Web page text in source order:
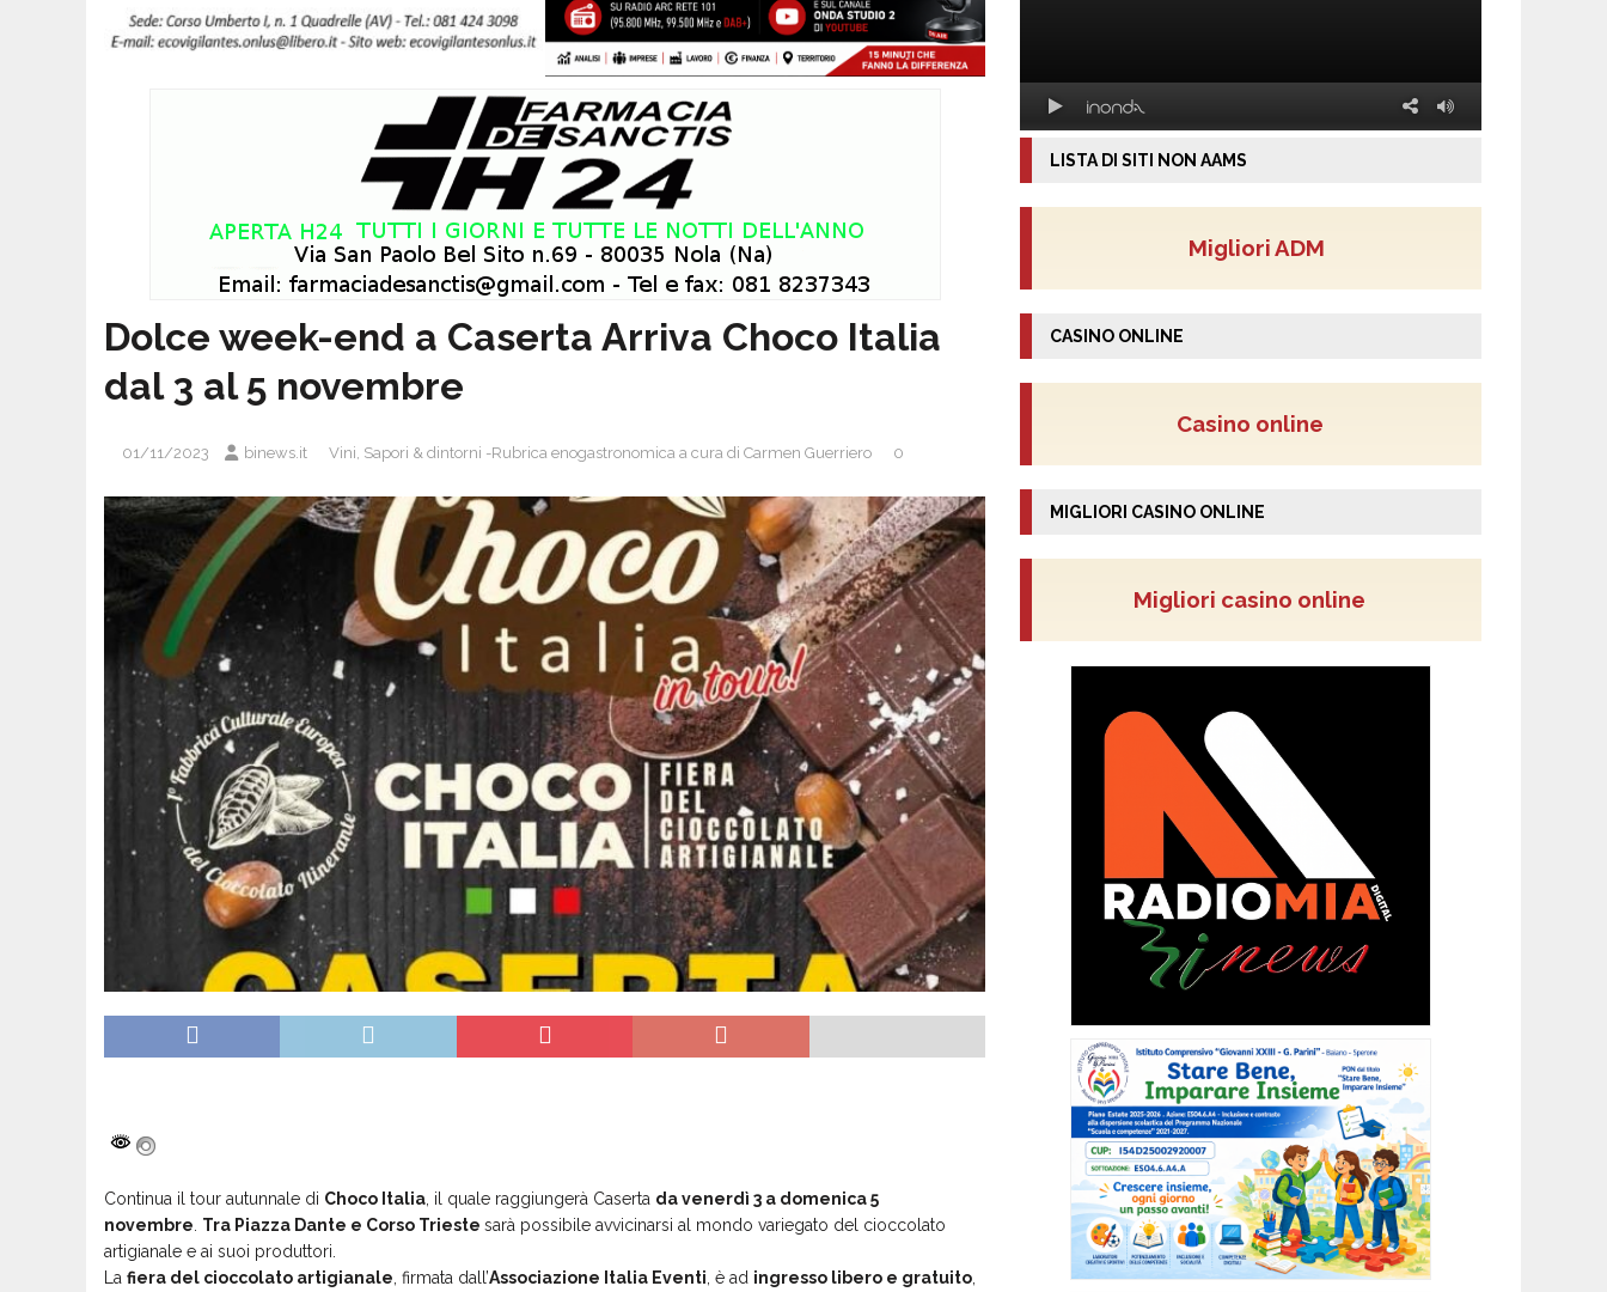
Dolce week-end a Caserta Arriva Choco Italia
dal 3 al 5 novembre
01/11/2023 binews.it Vini, Sapori & dintorni -Rubrica enogastronomica a cura di Carmen Guerriero 0
Continua il tour autunnale di Choco Italia , il quale raggiungerà Caserta da venerdì 3 a domenica 5
novembre Tra Piazza Dante e Corso Trieste sarà possibile avvicinarsi al mondo variegato del cioccolato
artigianale e ai suoi produttori.
La fiera del cioccolato artigianale , firmata dall’Associazione Italia Eventi , è ad ingresso libero e gratuito
LISTA DI SITI NON AAMS
Migliori ADM
CASINO ONLINE
Casino online
MIGLIORI CASINO ONLINE
Migliori casino online